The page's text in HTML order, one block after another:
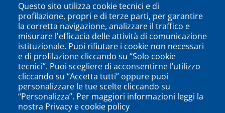
SEGUICI SU
Questo sito utilizza cookie tecnici e di
profilazione, propri e di terze parti, per garantire
la corretta navigazione, analizzare il traffico e
misurare l'efficacia delle attività di comunicazione
istituzionale. Puoi rifiutare i cookie non necessari
e di profilazione cliccando su “Solo cookie
tecnici”. Puoi scegliere di acconsentirne l’utilizzo
cliccando su “Accetta tutti” oppure puoi
personalizzare le tue scelte cliccando su
“Personalizza”. Per maggiori informazioni leggi la
nostra Privacy e cookie policy